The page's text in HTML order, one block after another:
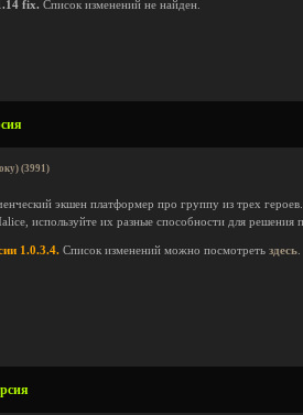
fix. Список изменений не найден.
(3991)
экшен платформер про группу из трех
используйте их разные способности для решения
1.0.3.4. Список изменений можно посмотреть здесь